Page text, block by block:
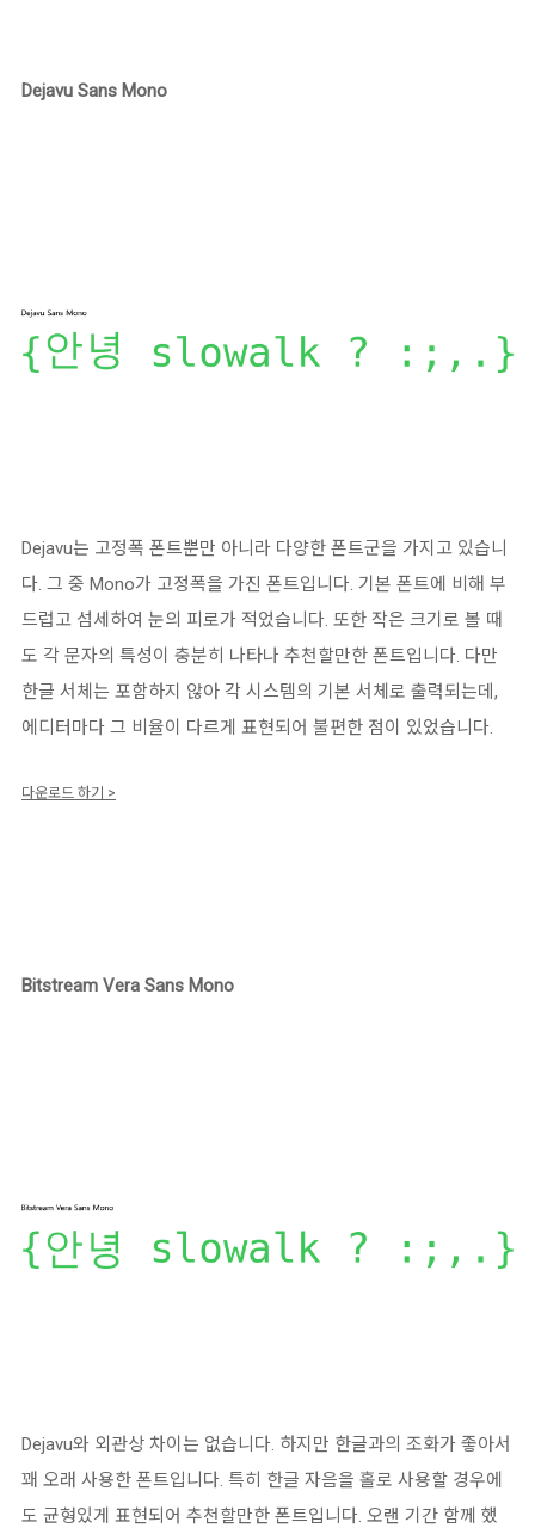
Dejavu Sans Mono
Dejavu는 고정폭 폰트뿐만 아니라 다양한 폰트군을 가지고 있습니
다. 그 중 Mono가 고정폭을 가진 폰트입니다. 기본 폰트에 비해 부
드럽고 섬세하여 눈의 피로가 적었습니다. 또한 작은 크기로 볼 때
도 각 문자의 특성이 충분히 나타나 추천할만한 폰트입니다. 다만
한글 서체는 포함하지 않아 각 시스템의 기본 서체로 출력되는데,
에디터마다 그 비율이 다르게 표현되어 불편한 점이 있었습니다.
다운로드 하기 >
Bitstream Vera Sans Mono
Dejavu와 외관상 차이는 없습니다. 하지만 한글과의 조화가 좋아서
꽤 오래 사용한 폰트입니다. 특히 한글 자음을 홀로 사용할 경우에
도 균형있게 표현되어 추천할만한 폰트입니다. 오랜 기간 함께 했